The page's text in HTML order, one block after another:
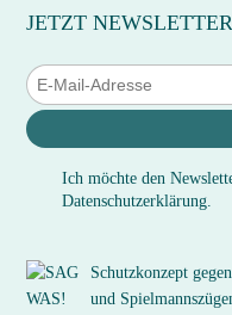
JETZT
Ich möchte den
Datenschutzerklärung.
Schutzkonzept
und